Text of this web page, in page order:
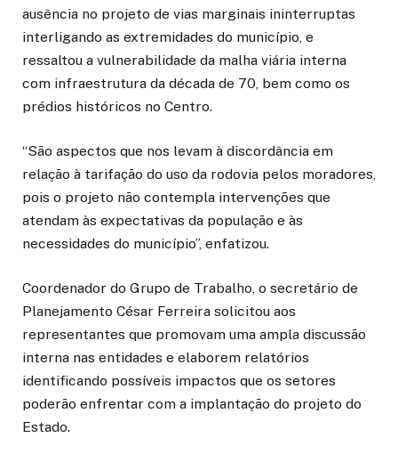
ausência no projeto de vias marginais ininterruptas
interligando as extremidades do município, e
ressaltou a vulnerabilidade da malha viária interna
com infraestrutura da década de 70, bem como os
prédios históricos no Centro.
“São aspectos que nos levam à discordância em
relação à tarifação do uso da rodovia pelos moradores,
pois o projeto não contempla intervenções que
atendam às expectativas da população e às
necessidades do município”, enfatizou.
Coordenador do Grupo de Trabalho, o secretário de
Planejamento César Ferreira solicitou aos
representantes que promovam uma ampla discussão
interna nas entidades e elaborem relatórios
identificando possíveis impactos que os setores
poderão enfrentar com a implantação do projeto do
Estado.